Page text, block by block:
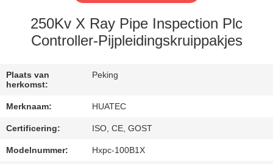
KWALITEITSCONTROLE
CONTACTEER
ONS
VERZOEK
OM EEN
CITAAT
250Kv X Ray Pipe Inspection Plc
Controller-Pijpleidingskruippakjes
Plaats van
herkomst:
Peking
Merknaam: HUATEC
Certificering: ISO, CE, GOST
Modelnummer: Hxpc-100B1X